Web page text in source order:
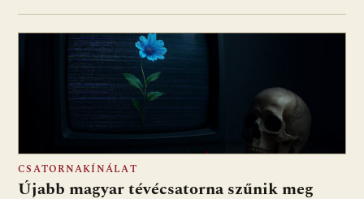
CSATORNAKÍNÁLAT
Újabb magyar tévécsatorna szűnik meg